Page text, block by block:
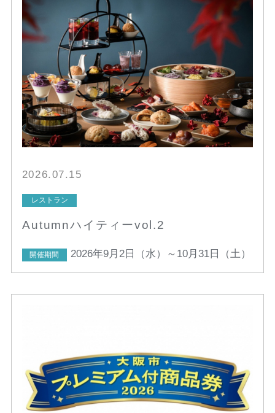
2026.07.15
レストラン
Autumnハイティーvol.2
開催期間 2026年9月2日（水）～10月31日（土）